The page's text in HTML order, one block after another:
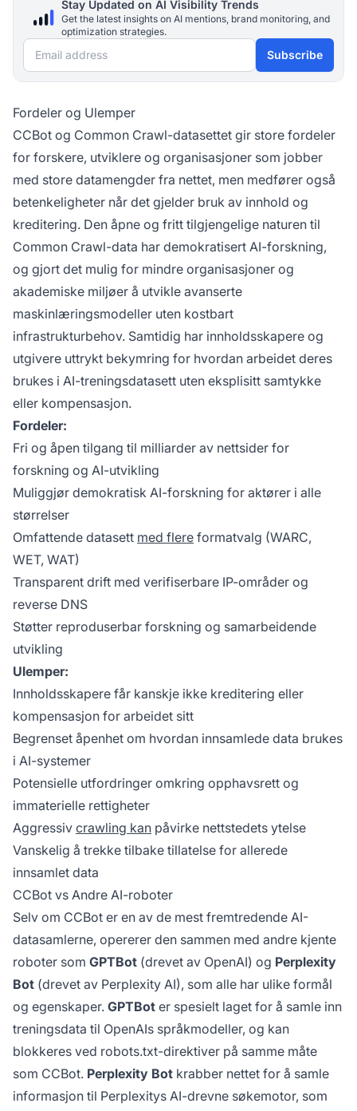
Stay Updated on AI Visibility Trends
Get the latest insights on AI mentions, brand monitoring, and
optimization strategies.
Email address Subscribe
Fordeler og Ulemper
CCBot og Common Crawl-datasettet gir store fordeler
for forskere, utviklere og organisasjoner som jobber
med store datamengder fra nettet, men medfører også
betenkeligheter når det gjelder bruk av innhold og
kreditering. Den åpne og fritt tilgjengelige naturen til
Common Crawl-data har demokratisert AI-forskning,
og gjort det mulig for mindre organisasjoner og
akademiske miljøer å utvikle avanserte
maskinlæringsmodeller uten kostbart
infrastrukturbehov. Samtidig har innholdsskapere og
utgivere uttrykt bekymring for hvordan arbeidet deres
brukes i AI-treningsdatasett uten eksplisitt samtykke
eller kompensasjon.
Fordeler:
Fri og åpen tilgang til milliarder av nettsider for
forskning og AI-utvikling
Muliggjør demokratisk AI-forskning for aktører i alle
størrelser
Omfattende datasett med flere formatvalg (WARC,
WET, WAT)
Transparent drift med verifiserbare IP-områder og
reverse DNS
Støtter reproduserbar forskning og samarbeidende
utvikling
Ulemper:
Innholdsskapere får kanskje ikke kreditering eller
kompensasjon for arbeidet sitt
Begrenset åpenhet om hvordan innsamlede data brukes
i AI-systemer
Potensielle utfordringer omkring opphavsrett og
immaterielle rettigheter
Aggressiv crawling kan påvirke nettstedets ytelse
Vanskelig å trekke tilbake tillatelse for allerede
innsamlet data
CCBot vs Andre AI-roboter
Selv om CCBot er en av de mest fremtredende AI-
datasamlerne, opererer den sammen med andre kjente
roboter som GPTBot (drevet av OpenAI) og Perplexity
Bot (drevet av Perplexity AI), som alle har ulike formål
og egenskaper. GPTBot er spesielt laget for å samle inn
treningsdata til OpenAIs språkmodeller, og kan
blokkeres ved robots.txt-direktiver på samme måte
som CCBot. Perplexity Bot krabber nettet for å samle
informasjon til Perplexitys AI-drevne søkemotor, som